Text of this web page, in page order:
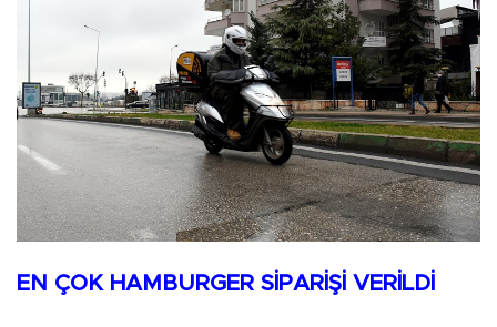
EN ÇOK HAMBURGER SİPARİŞİ VERİLDİ